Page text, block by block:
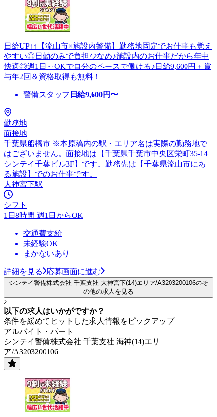
日給UP↑↑【流山市×施設内警備】勤務地固定でお仕事も覚え
やすい◎日勤のみで負担少なめ♪施設内のお仕事だから年中
快適◎週1日～OKで自分のペースで働ける♪日給9,600円＋賞
与年2回＆資格取得も無料！
警備スタッフ 日給9,600円〜
勤務地
面接地
千葉県船橋市 ※本原稿内の駅・エリア名は実際の勤務地で
はございません。面接地は【千葉県千葉市中央区栄町35-14
シンテイ千葉ビル3F】です。勤務先は【千葉県流山市にあ
る施設】でのお仕事です。
大神宮下駅
シフト
1日8時間 週1日からOK
交通費支給
未経験OK
まかないあり
詳細を見る 応募画面に進む
シンテイ警備株式会社 千葉支社 大神宮下(14)エリア/A3203200106のそ
の他の求人を見る
以下の求人はいかがですか？
条件を緩めてヒットした求人情報をピックアップ
アルバイト・パート
シンテイ警備株式会社 千葉支社 海神(14)エリ
ア/A3203200106